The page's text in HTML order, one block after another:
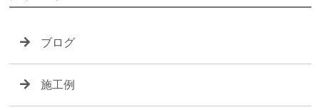
ブログ
施工例